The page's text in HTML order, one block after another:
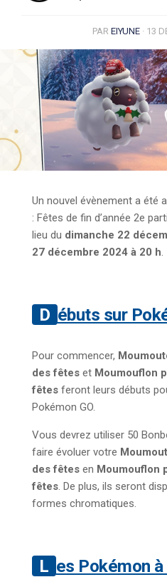
PAR EIYUNE · 13
Un nouvel évènement a été
: Fêtes de fin d’année 2e
lieu du dimanche 22
27 décembre 2024 à 20 h.
Débuts sur
Pour commencer,
des fêtes et Moumouflon
fêtes feront leurs débuts
Pokémon GO.
Vous devrez utiliser 50
faire évoluer votre
des fêtes en Moumouflon
fêtes. De plus, ils seront
formes chromatiques.
Les Pokémon